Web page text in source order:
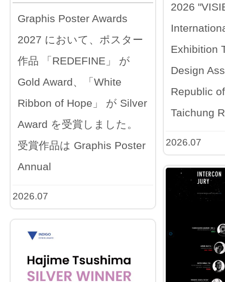
2026
Exhibition
Design
Republic
Taichung
2026.07
Graphis Poster Awards
2027 において、ポスター
作品 「REDEFINE」 が
Gold Award、「White
Ribbon of Hope」 が Silver
Award を受賞しました。
受賞作品は Graphis Poster
Annual
2026.07